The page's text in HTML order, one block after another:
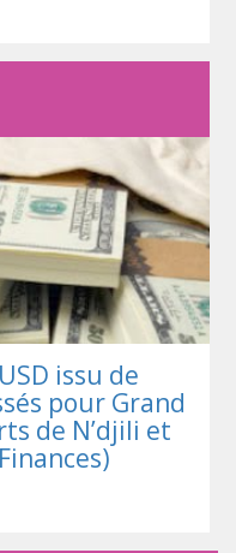
issu de
pour Grand
de N’djili et